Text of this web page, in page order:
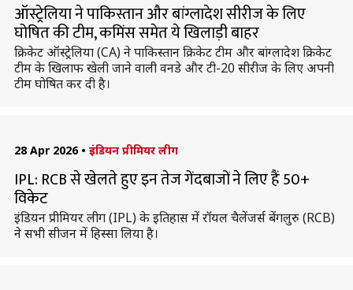
ऑस्ट्रेलिया ने पाकिस्तान और बांग्लादेश सीरीज के लिए
घोषित की टीम, कमिंस समेत ये खिलाड़ी बाहर
क्रिकेट ऑस्ट्रेलिया (CA) ने पाकिस्तान क्रिकेट टीम और बांग्लादेश क्रिकेट
टीम के खिलाफ खेली जाने वाली वनडे और टी-20 सीरीज के लिए अपनी
टीम घोषित कर दी है।
28 Apr 2026 • इंडियन प्रीमियर लीग
IPL: RCB से खेलते हुए इन तेज गेंदबाजों ने लिए हैं 50+
विकेट
इंडियन प्रीमियर लीग (IPL) के इतिहास में रॉयल चैलेंजर्स बेंगलुरु (RCB)
ने सभी सीजन में हिस्सा लिया है।